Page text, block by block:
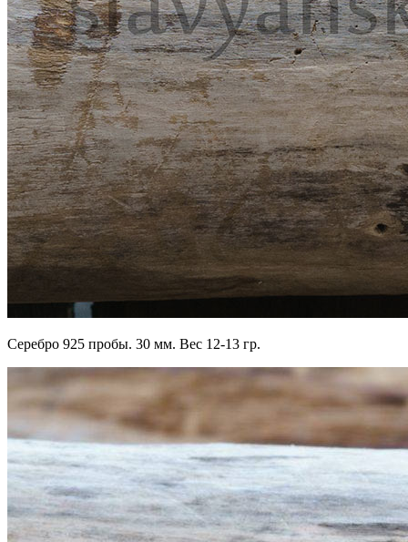
Серебро 925 пробы. 30 мм. Вес 12-13 гр.